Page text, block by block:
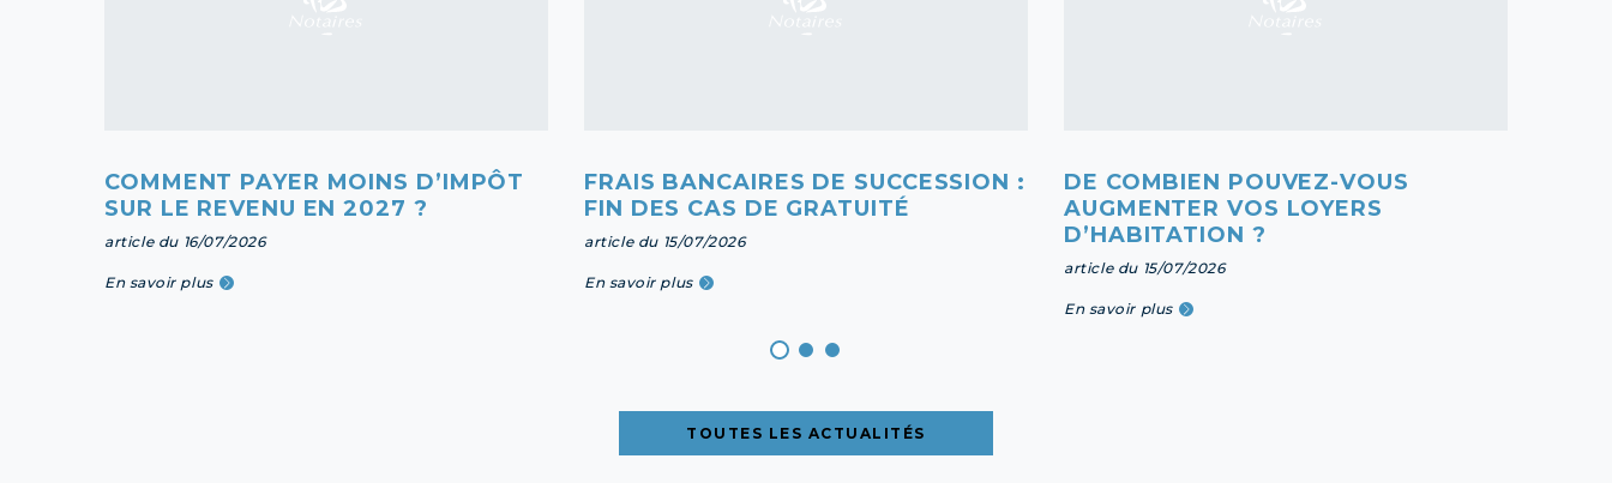
COMMENT PAYER MOINS D’IMPÔT
SUR LE REVENU EN 2027 ?
article du 16/07/2026
En savoir plus
FRAIS BANCAIRES DE SUCCESSION :
FIN DES CAS DE GRATUITÉ
article du 15/07/2026
En savoir plus
DE COMBIEN POUVEZ-VOUS
AUGMENTER VOS LOYERS
D’HABITATION ?
article du 15/07/2026
En savoir plus
TOUTES LES ACTUALITÉS